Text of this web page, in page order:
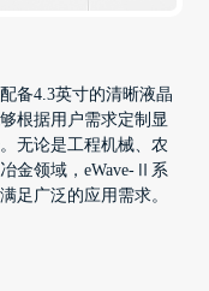
备4.3英寸的清晰液晶
根据用户需求定制显
无论是工程机械、农
金领域，eWave-Ⅱ系
足广泛的应用需求。